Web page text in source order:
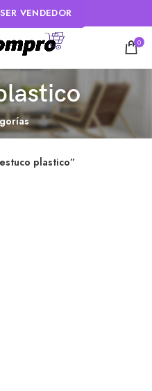
SER VENDEDOR
0
plastico”